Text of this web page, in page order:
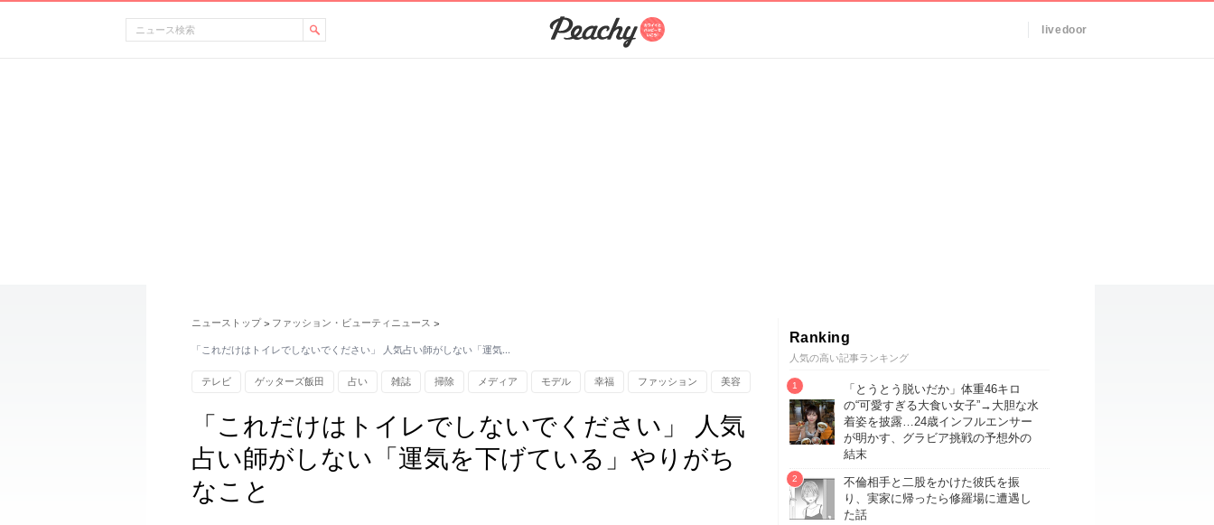
livedoor
ニューストップ > ファッション・ビューティニュース >
「これだけはトイレでしないでください」 人気占い師がしない「運気…
テレビ ゲッターズ飯田 占い 雑誌 掃除 メディア モデル 幸福 ファッション 美容
「これだけはトイレでしないでください」 人気
占い師がしない「運気を下げている」やりがち
なこと
Ranking
人気の高い記事ランキング
「とうとう脱いだか」体重46キロ
の“可愛すぎる大食い女子”→大胆な水
着姿を披露…24歳インフルエンサー
が明かす、グラビア挑戦の予想外の
結末
不倫相手と二股をかけた彼氏を振
り、実家に帰ったら修羅場に遭遇し
た話